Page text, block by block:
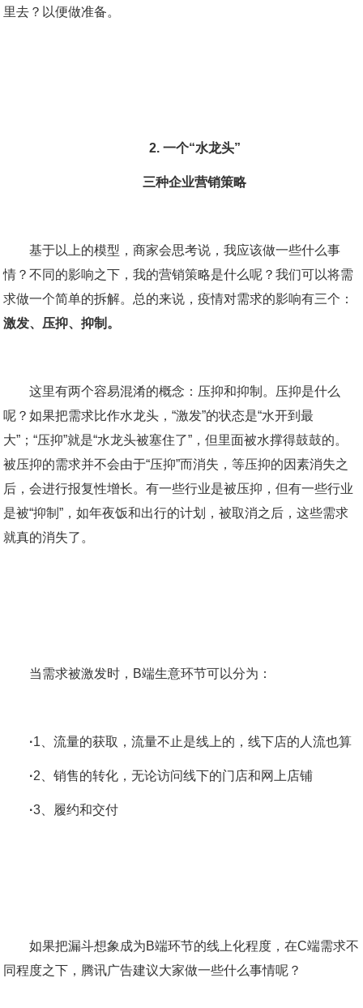
里去？以便做准备。
2. 一个“水龙头”
三种企业营销策略
基于以上的模型，商家会思考说，我应该做一些什么事
情？不同的影响之下，我的营销策略是什么呢？我们可以将需
求做一个简单的拆解。总的来说，疫情对需求的影响有三个：
激发、压抑、抑制。
这里有两个容易混淆的概念：压抑和抑制。压抑是什么
呢？如果把需求比作水龙头，“激发”的状态是“水开到最
大”；“压抑”就是“水龙头被塞住了”，但里面被水撑得鼓鼓的。
被压抑的需求并不会由于“压抑”而消失，等压抑的因素消失之
后，会进行报复性增长。有一些行业是被压抑，但有一些行业
是被“抑制”，如年夜饭和出行的计划，被取消之后，这些需求
就真的消失了。
当需求被激发时，B端生意环节可以分为：
·1、流量的获取，流量不止是线上的，线下店的人流也算
·2、销售的转化，无论访问线下的门店和网上店铺
·3、履约和交付
如果把漏斗想象成为B端环节的线上化程度，在C端需求不
同程度之下，腾讯广告建议大家做一些什么事情呢？